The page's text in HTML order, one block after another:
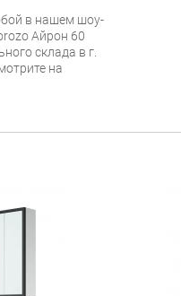
в нашем шоу-
Айрон 60
склада в г.
на